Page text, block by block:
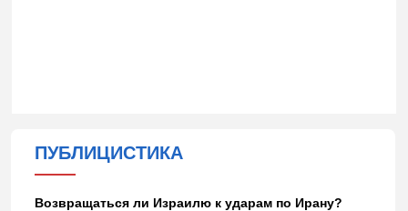
ПУБЛИЦИСТИКА
Возвращаться ли Израилю к ударам по Ирану?